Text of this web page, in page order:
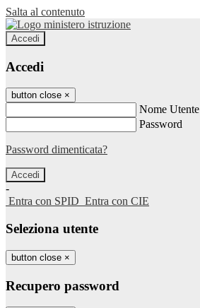
Salta al contenuto
Accedi
Accedi
button close ×
Nome Utente
Password
Password dimenticata?
-
Entra con SPID Entra con CIE
Seleziona utente
button close ×
Recupero password